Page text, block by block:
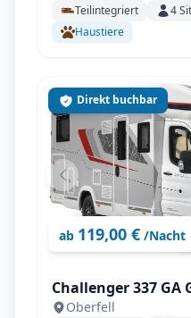
ideal für 2
Teilintegriert 4
Haustiere
ab 119,00 € /Nacht
Direkt buchbar
Challenger 337
Oberfell